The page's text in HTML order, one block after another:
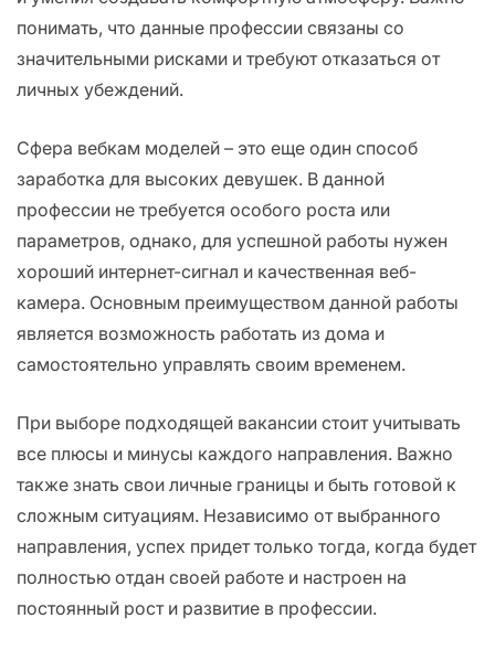
понимать, что данные профессии связаны со
значительными рисками и требуют отказаться от
личных убеждений.
Сфера вебкам моделей – это еще один способ
заработка для высоких девушек. В данной
профессии не требуется особого роста или
параметров, однако, для успешной работы нужен
хороший интернет-сигнал и качественная веб-
камера. Основным преимуществом данной работы
является возможность работать из дома и
самостоятельно управлять своим временем.
При выборе подходящей вакансии стоит учитывать
все плюсы и минусы каждого направления. Важно
также знать свои личные границы и быть готовой к
сложным ситуациям. Независимо от выбранного
направления, успех придет только тогда, когда будет
полностью отдан своей работе и настроен на
постоянный рост и развитие в профессии.